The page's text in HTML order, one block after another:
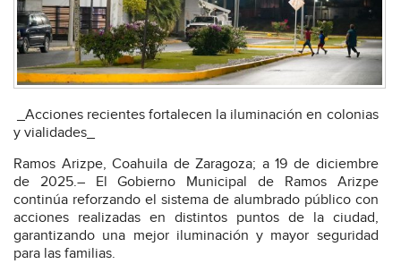
_Acciones recientes fortalecen la iluminación en colonias
y vialidades_
Ramos Arizpe, Coahuila de Zaragoza; a 19 de diciembre
de 2025.– El Gobierno Municipal de Ramos Arizpe
continúa reforzando el sistema de alumbrado público con
acciones realizadas en distintos puntos de la ciudad,
garantizando una mejor iluminación y mayor seguridad
para las familias.